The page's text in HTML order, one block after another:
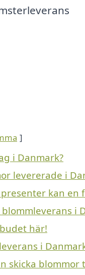
i Danmark?
levererade i
kan
i
här!
i
skicka